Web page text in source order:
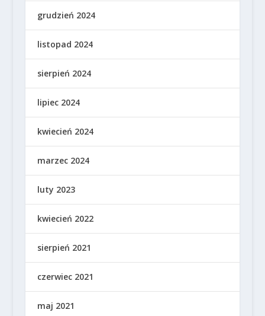
grudzień 2024
listopad 2024
sierpień 2024
lipiec 2024
kwiecień 2024
marzec 2024
luty 2023
kwiecień 2022
sierpień 2021
czerwiec 2021
maj 2021